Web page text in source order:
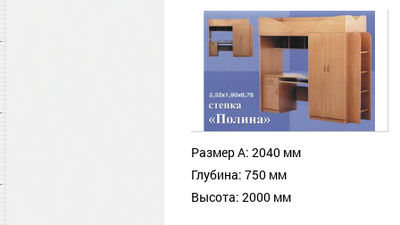
Размер А: 2040 мм
Глубина: 750 мм
Высота: 2000 мм